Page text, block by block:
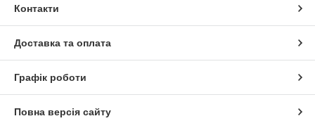
Контакти
Доставка та оплата
Графік роботи
Повна версія сайту